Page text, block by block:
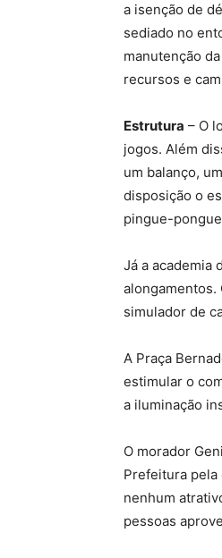
a isenção de
sediado no
manutenção
recursos e
Estrutura – O
jogos. Além
um balanço,
disposição o
pingue-
Já a academia
alongamentos.
simulador de
A Praça
estimular o
a iluminação
O morador
Prefeitura pela
nenhum
pessoas